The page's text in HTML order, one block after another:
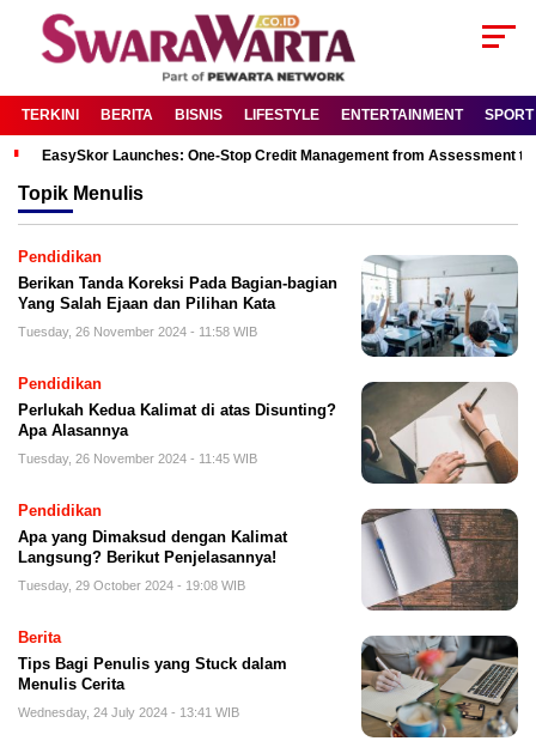
TERKINI BERITA BISNIS LIFESTYLE ENTERTAINMENT SPORT
EasySkor Launches: One-Stop Credit Management from Assessment
Topik Menulis
Pendidikan
Berikan Tanda Koreksi Pada Bagian-bagian
Yang Salah Ejaan dan Pilihan Kata
Tuesday, 26 November 2024 - 11:58 WIB
Pendidikan
Perlukah Kedua Kalimat di atas Disunting?
Apa Alasannya
Tuesday, 26 November 2024 - 11:45 WIB
Pendidikan
Apa yang Dimaksud dengan Kalimat
Langsung? Berikut Penjelasannya!
Tuesday, 29 October 2024 - 19:08 WIB
Berita
Tips Bagi Penulis yang Stuck dalam
Menulis Cerita
Wednesday, 24 July 2024 - 13:41 WIB